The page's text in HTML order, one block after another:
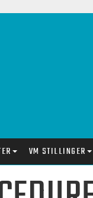
VM STILLINGER